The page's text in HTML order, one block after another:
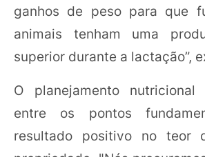
ganhos de peso para que
animais tenham uma
superior durante a lactação”,
O planejamento
entre os pontos
resultado positivo no teor